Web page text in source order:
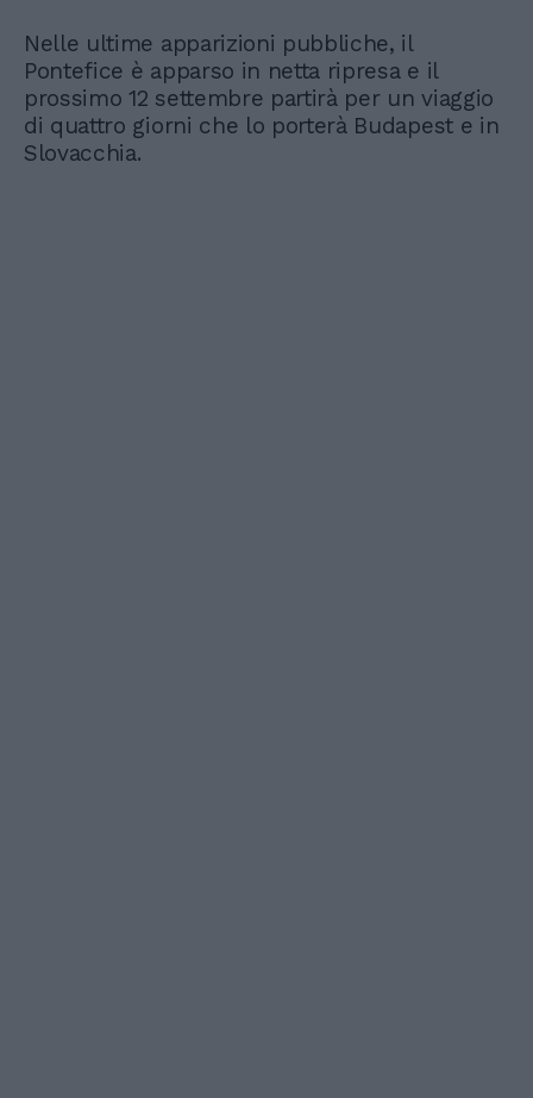
Nelle ultime apparizioni pubbliche, il
Pontefice è apparso in netta ripresa e il
prossimo 12 settembre partirà per un viaggio
di quattro giorni che lo porterà Budapest e in
Slovacchia.